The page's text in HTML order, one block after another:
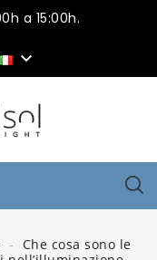
a 15:00h.

Che cosa sono le